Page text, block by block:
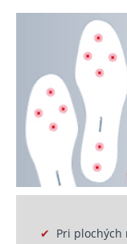
✔ Pri plochých